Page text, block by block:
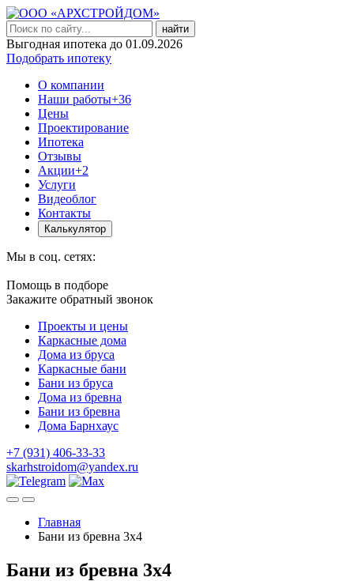
найти
Выгодная ипотека до 01.09.2026
Подобрать ипотеку
О компании
Наши работы+36
Цены
Проектирование
Ипотека
Отзывы
Акции+2
Услуги
Видеоблог
Контакты
Калькулятор
Мы в соц. сетях:
Помощь в подборе
Закажите обратный звонок
Проекты и цены
Каркасные дома
Дома из бруса
Каркасные бани
Бани из бруса
Дома из бревна
Бани из бревна
Дома Барнхаус
+7 (931) 406-33-33
skarhstroidom@yandex.ru
Главная
Бани из бревна 3х4
Бани из бревна 3х4